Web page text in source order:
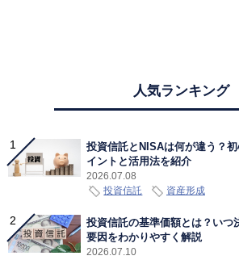
人気ランキング
投資信託とNISAは何が違う？
イントと活用法を紹介
2026.07.08
投資信託 資産形成
投資信託の基準価額とは？いつ
要因をわかりやすく解説
2026.07.10